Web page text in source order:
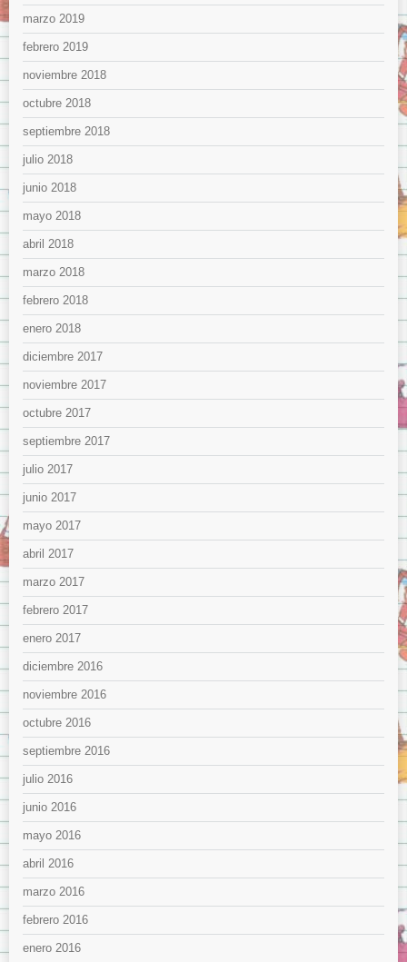
marzo 2019
febrero 2019
noviembre 2018
octubre 2018
septiembre 2018
julio 2018
junio 2018
mayo 2018
abril 2018
marzo 2018
febrero 2018
enero 2018
diciembre 2017
noviembre 2017
octubre 2017
septiembre 2017
julio 2017
junio 2017
mayo 2017
abril 2017
marzo 2017
febrero 2017
enero 2017
diciembre 2016
noviembre 2016
octubre 2016
septiembre 2016
julio 2016
junio 2016
mayo 2016
abril 2016
marzo 2016
febrero 2016
enero 2016